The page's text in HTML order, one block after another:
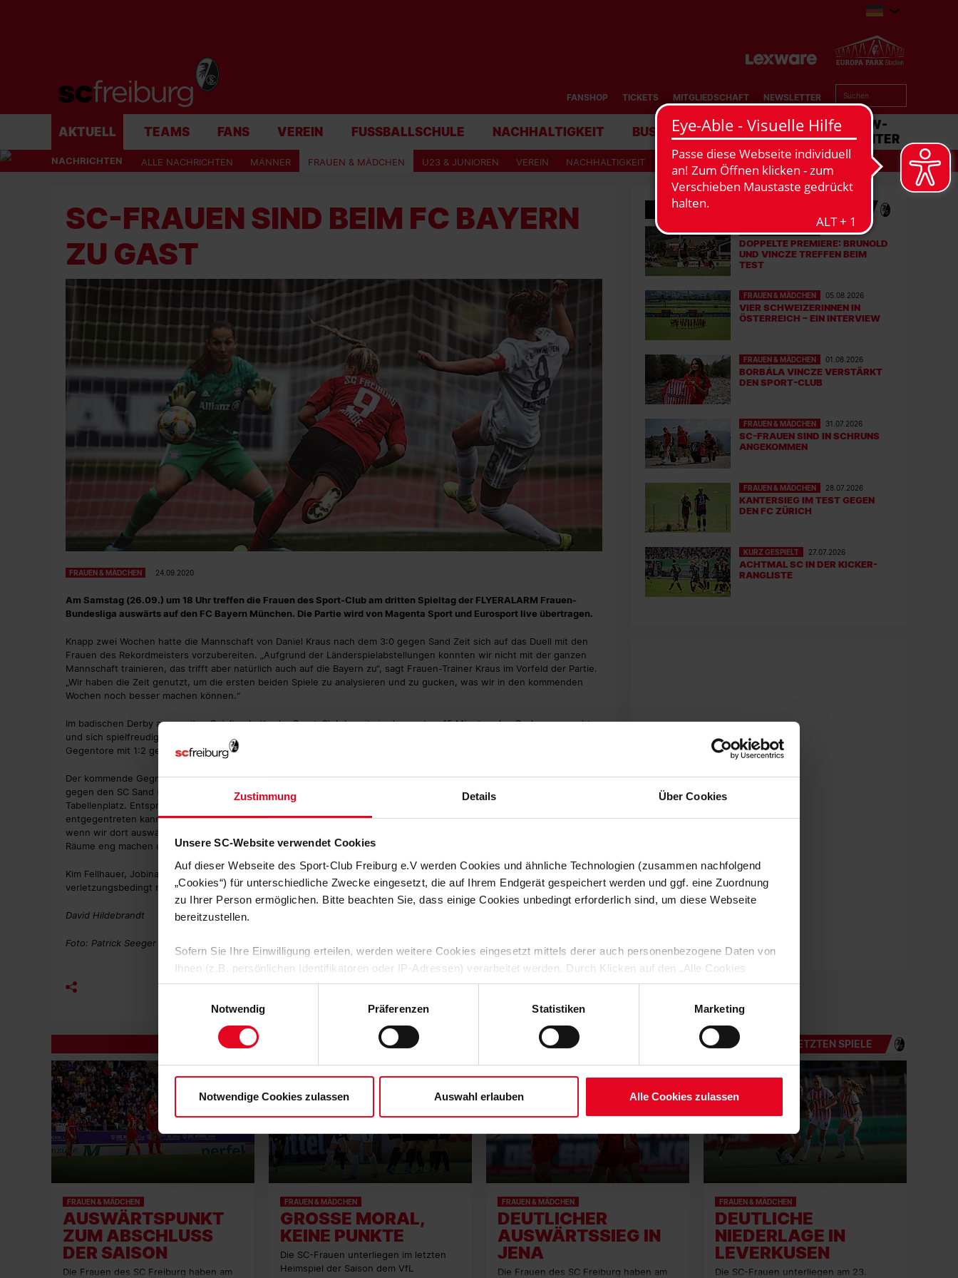
Zustimmung Details Über Cookies
Unsere SC-Website verwendet Cookies
Auf dieser Webseite des Sport-Club Freiburg e.V werden Cookies und ähnliche Technologien (zusammen nachfolgend
„Cookies“) für unterschiedliche Zwecke eingesetzt, die auf Ihrem Endgerät gespeichert werden und ggf. eine Zuordnung
zu Ihrer Person ermöglichen. Bitte beachten Sie, dass einige Cookies unbedingt erforderlich sind, um diese Webseite
bereitzustellen.
Sofern Sie Ihre Einwilligung erteilen, werden weitere Cookies eingesetzt mittels derer auch personenbezogene Daten von
Ihnen (z.B. persönlichen Identifikatoren oder IP-Adressen) verarbeitet werden. Durch Klicken auf den „Alle Cookies
zulassen“-Button stimmen Sie der Speicherung aller aufgeführten Cookies und der entsprechenden Verarbeitung Ihrer
personenbezogenen Daten für die unten jeweils angegebene Zwecke gem. § 25 Abs. 1 TDDDG, Art. 6 Abs. 1 lit. a DSGVO
Soweit Sie „Notwendige Cookies“ auswählen, werden nur unbedingt erforderliche Cookies eingesetzt. Ihre etwaig erteilten
Notwendig
Präferenzen Statistiken Marketing
Notwendige Cookies zulassen Auswahl erlauben Alle Cookies zulassen
FANSHOP TICKETS MITGLIEDSCHAFT NEWSLETTER
AKTUELL TEAMS FANS VEREIN FUSSBALLSCHULE NACHHALTIGKEIT BUSINESS STADION MATCHCENTER
NACHRICHTEN ALLE NACHRICHTEN MÄNNER FRAUEN & MÄDCHEN U23 & JUNIOREN VEREIN NACHHALTIGKEIT
SC-FRAUEN SIND BEIM FC BAYERN
ZU GAST
FRAUEN & MÄDCHEN 24.09.2020
Am Samstag (26.09.) um 18 Uhr treffen die Frauen des Sport-Club am dritten Spieltag der FLYERALARM Frauen-
Bundesliga auswärts auf den FC Bayern München. Die Partie wird von Magenta Sport und Eurosport live übertragen.
Knapp zwei Wochen hatte die Mannschaft von Daniel Kraus nach dem 3:0 gegen Sand Zeit sich auf das Duell mit den
Frauen des Rekordmeisters vorzubereiten. „Aufgrund der Länderspielabstellungen konnten wir nicht mit der ganzen
Mannschaft trainieren, das trifft aber natürlich auch auf die Bayern zu“, sagt Frauen-Trainer Kraus im Vorfeld der Partie.
„Wir haben die Zeit genutzt, um die ersten beiden Spiele zu analysieren und zu gucken, was wir in den kommenden
Wochen noch besser machen können.“
Im badischen Derby am zweiten Spieltag hatte der Sport-Club bereits in den ersten 45 Minuten den Sack zu gemacht
und sich spielfreudig präsentiert. Zuvor hatten die SC-Frauen am ersten Spieltag unglücklich durch zwei späte
Gegentore mit 1:2 gegen Bayer Leverkusen verloren.
Der kommende Gegner der Freiburger Spielerinnen ist makellos in die neue Spielzeit gestartet. Nach hohen Siegen
gegen den SC Sand (6:0) und den SV Werder Bremen (4:0) stehen die Bayern zwischenzeitlich auf dem ersten
Tabellenplatz. Entsprechend stellt sich dem Freiburger Trainerteam die Frage, wie man der Offensivpower des Gegners
entgegentreten kann. „München ist auf allen Positionen stark besetzt – wir müssen einen sehr guten Tag erwischen,
wenn wir dort auswärts punkten wollen“, sagt Kraus und ergänzt: „Es wird wichtig sein, dass wir schlau spielen, die
Räume eng machen und mit dem Ball am Fuß mutig spielen.“
Kim Fellhauer, Jobina Lahr, Tyara Buser und Victoria Ezebinyuo stehen dem Freiburger Trainerteam am Samstag
verletzungsbedingt nicht zur Verfügung.
David Hildebrandt
Foto: Patrick Seeger
FRAUEN & MÄDCHEN 06.08.2026
DOPPELTE PREMIERE: BRUNOLD
UND VINCZE TREFFEN BEIM
TEST
FRAUEN & MÄDCHEN 05.08.2026
VIER SCHWEIZERINNEN IN
ÖSTERREICH – EIN INTERVIEW
FRAUEN & MÄDCHEN 01.08.2026
BORBÁLA VINCZE VERSTÄRKT
DEN SPORT-CLUB
FRAUEN & MÄDCHEN 31.07.2026
SC-FRAUEN SIND IN SCHRUNS
ANGEKOMMEN
FRAUEN & MÄDCHEN 28.07.2026
KANTERSIEG IM TEST GEGEN
DEN FC ZÜRICH
KURZ GESPIELT 27.07.2026
ACHTMAL SC IN DER KICKER-
RANGLISTE
DIE LETZTEN SPIELE
FRAUEN & MÄDCHEN
AUSWÄRTSPUNKT
ZUM ABSCHLUSS
DER SAISON
Die Frauen des SC Freiburg haben am
FRAUEN & MÄDCHEN
GROSSE MORAL, K
EINE PUNKTE
Die SC-Frauen unterliegen im letzten
Heimspiel der Saison dem VfL
FRAUEN & MÄDCHEN
DEUTLICHER
AUSWÄRTSSIEG IN
JENA
Die Frauen des SC Freiburg haben am
FRAUEN & MÄDCHEN
DEUTLICHE
NIEDERLAGE IN
LEVERKUSEN
Die SC-Frauen unterliegen am 23.